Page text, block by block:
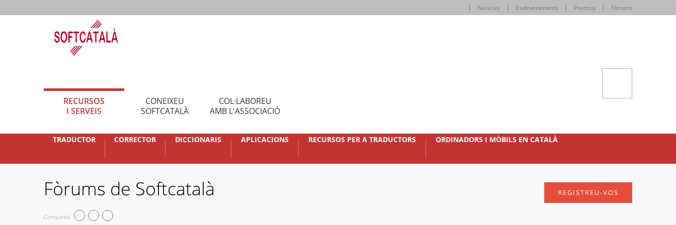
Notícies Esdeveniments Premsa Fòrums
RECURSOS
I SERVEIS
CONEIXEU
SOFTCATALÀ
COL·LABOREU
AMB L'ASSOCIACIÓ
TRADUCTOR CORRECTOR DICCIONARIS APLICACIONS RECURSOS PER A TRADUCTORS ORDINADORS I MÒBILS EN CATALÀ
Fòrums de Softcatalà
Compartiu
REGISTREU-VOS